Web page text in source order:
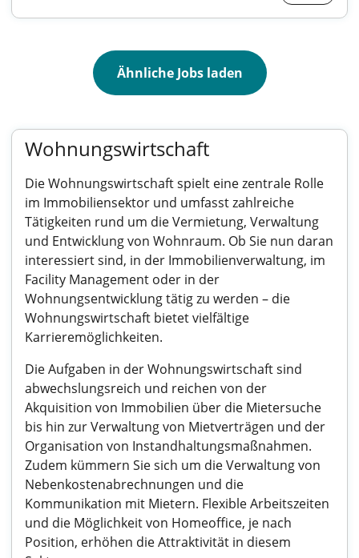
Ähnliche Jobs laden
Wohnungswirtschaft
Die Wohnungswirtschaft spielt eine zentrale Rolle
im Immobiliensektor und umfasst zahlreiche
Tätigkeiten rund um die Vermietung, Verwaltung
und Entwicklung von Wohnraum. Ob Sie nun daran
interessiert sind, in der Immobilienverwaltung, im
Facility Management oder in der
Wohnungsentwicklung tätig zu werden – die
Wohnungswirtschaft bietet vielfältige
Karrieremöglichkeiten.
Die Aufgaben in der Wohnungswirtschaft sind
abwechslungsreich und reichen von der
Akquisition von Immobilien über die Mietersuche
bis hin zur Verwaltung von Mietverträgen und der
Organisation von Instandhaltungsmaßnahmen.
Zudem kümmern Sie sich um die Verwaltung von
Nebenkostenabrechnungen und die
Kommunikation mit Mietern. Flexible Arbeitszeiten
und die Möglichkeit von Homeoffice, je nach
Position, erhöhen die Attraktivität in diesem